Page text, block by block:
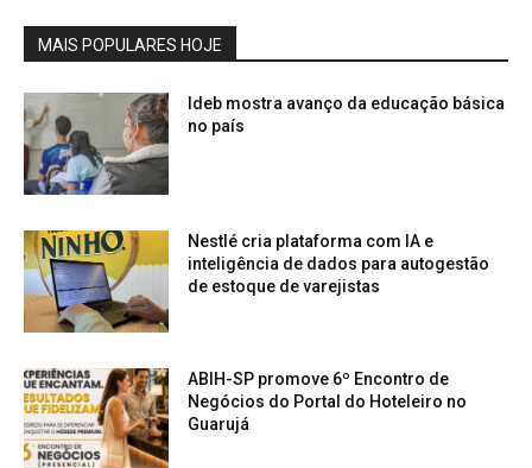
MAIS POPULARES HOJE
Ideb mostra avanço da educação básica
no país
Nestlé cria plataforma com IA e
inteligência de dados para autogestão
de estoque de varejistas
ABIH-SP promove 6º Encontro de
Negócios do Portal do Hoteleiro no
Guarujá